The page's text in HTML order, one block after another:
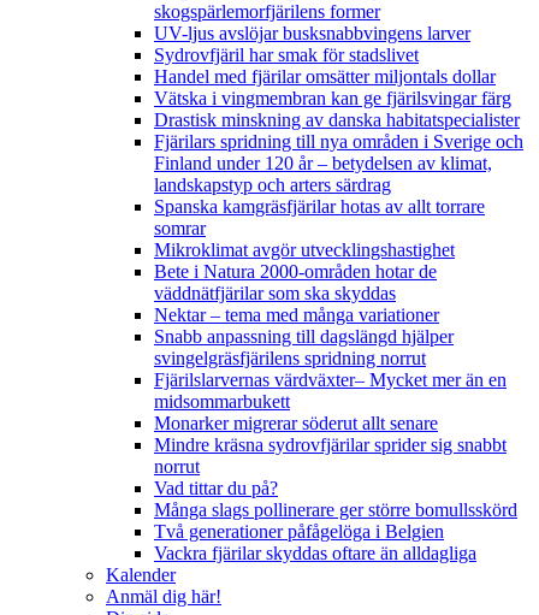
skogspärlemorfjärilens former
UV-ljus avslöjar busksnabbvingens larver
Sydrovfjäril har smak för stadslivet
Handel med fjärilar omsätter miljontals dollar
Vätska i vingmembran kan ge fjärilsvingar färg
Drastisk minskning av danska habitatspecialister
Fjärilars spridning till nya områden i Sverige och
Finland under 120 år– betydelsen av klimat,
landskapstyp och arters särdrag
Spanska kamgräsfjärilar hotas av allt torrare
somrar
Mikroklimat avgör utvecklingshastighet
Bete i Natura 2000-områden hotar de
väddnätfjärilar som ska skyddas
Nektar – tema med många variationer
Snabb anpassning till dagslängd hjälper
svingelgräsfjärilens spridning norrut
Fjärilslarvernas värdväxter– Mycket mer än en
midsommarbukett
Monarker migrerar söderut allt senare
Mindre kräsna sydrovfjärilar sprider sig snabbt
norrut
Vad tittar du på?
Många slags pollinerare ger större bomullsskörd
Två generationer påfågelöga i Belgien
Vackra fjärilar skyddas oftare än alldagliga
Kalender
Anmäl dig här!